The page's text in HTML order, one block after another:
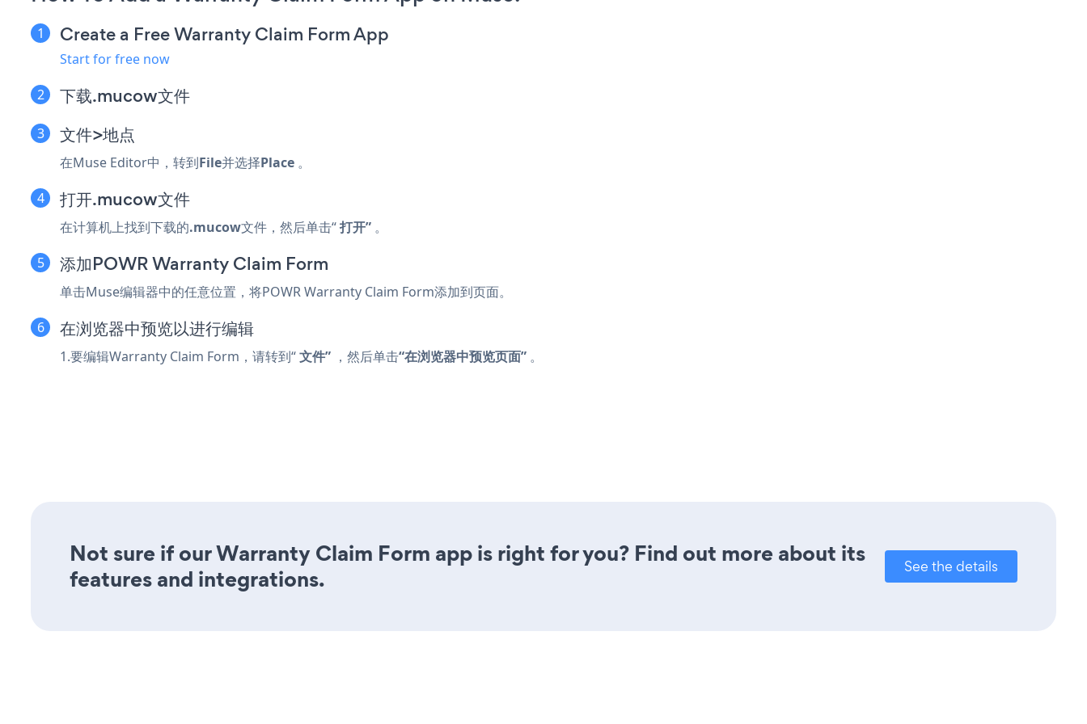
Create a Free Warranty Claim Form App
Start for free now
下载.mucow文件
文件>地点
在Muse Editor中，转到File并选择Place 。
打开.mucow文件
在计算机上找到下载的.mucow文件，然后单击“打开” 。
添加POWR Warranty Claim Form
单击Muse编辑器中的任意位置，将POWR Warranty Claim Form添加到页面。
在浏览器中预览以进行编辑
1.要编辑Warranty Claim Form，请转到“文件” ，然后单击“在浏览器中预览页面” 。
Not sure if our Warranty Claim Form app is right for you? Find out more about its
features and integrations.
See the details